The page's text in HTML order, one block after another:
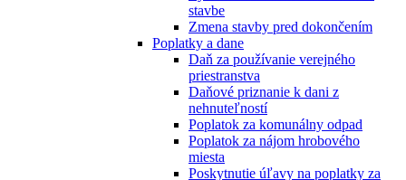
stavbe
Zmena stavby pred dokončením
Poplatky a dane
Daň za používanie verejného
priestranstva
Daňové priznanie k dani z
nehnuteľností
Poplatok za komunálny odpad
Poplatok za nájom hrobového
miesta
Poskytnutie úľavy na poplatky za